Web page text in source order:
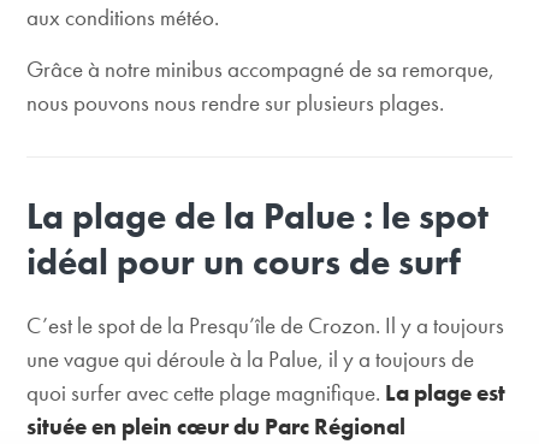
aux conditions météo.
Grâce à notre minibus accompagné de sa remorque,
nous pouvons nous rendre sur plusieurs plages.
La plage de la Palue : le spot
idéal pour un cours de surf
C’est le spot de la Presqu’île de Crozon. Il y a toujours
une vague qui déroule à la Palue, il y a toujours de
quoi surfer avec cette plage magnifique. La plage est
située en plein cœur du Parc Régional